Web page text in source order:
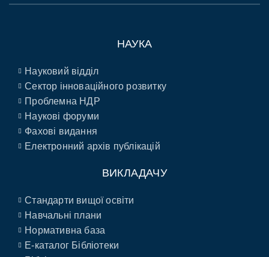
НАУКА
Науковий відділ
Сектор інноваційного розвитку
Проблемна НДР
Наукові форуми
Фахові видання
Електронний архів публікацій
ВИКЛАДАЧУ
Стандарти вищої освіти
Навчальні плани
Нормативна база
E-каталог Бібліотеки